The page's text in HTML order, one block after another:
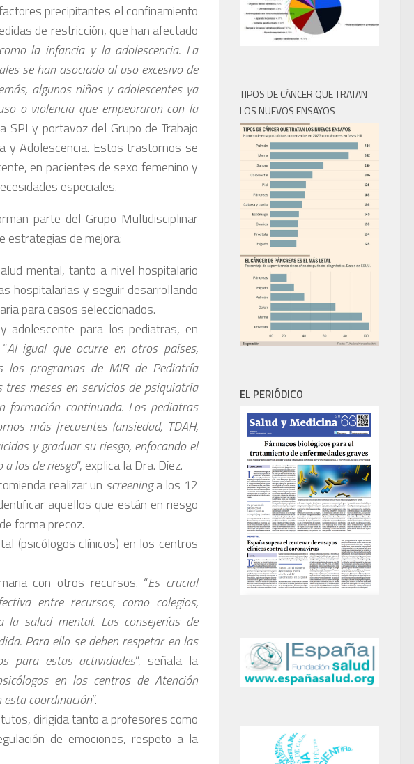
precipitantes el confinamiento
de restricción, que han afectado
la infancia y la adolescencia. La
se han asociado al uso excesivo de
algunos niños y adolescentes ya
o violencia que empeoraron con la
SPI y portavoz del Grupo de Trabajo
y Adolescencia. Estos trastornos se
en pacientes de sexo femenino y
especiales.
parte del Grupo Multidisciplinar
estrategias de mejora:
mental, tanto a nivel hospitalario
hospitalarias y seguir desarrollando
para casos seleccionados.
adolescente para los pediatras, en
Al igual que ocurre en otros países,
los programas de MIR de Pediatría
meses en servicios de psiquiatría
formación continuada. Los pediatras
más frecuentes (ansiedad, TDAH,
y graduar su riesgo, enfocando el
a los de riesgo”, explica la Dra. Díez.
realizar un screeninga los 12
aquellos que están en riesgo
forma precoz.
(psicólogos clínicos) en los centros
con otros recursos. “Es crucial
entre recursos, como colegios,
la salud mental. Las consejerías de
Para ello se deben respetar en las
para estas actividades”, señala la
en los centros de Atención
coordinación”.
dirigida tanto a profesores como
de emociones, respeto a la
TIPOS DE CÁNCER QUE TRATAN
LOS NUEVOS ENSAYOS
EL PERIÓDICO